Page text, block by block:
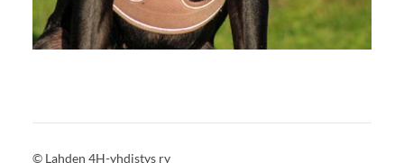
© Lahden 4H-yhdistys ry